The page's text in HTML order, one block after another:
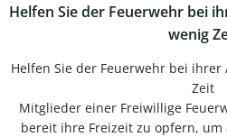
Helfen Sie der Feuerwehr bei
wenig
Helfen Sie der Feuerwehr bei
Zeit
Mitglieder einer Freiwillige
bereit ihre Freizeit zu opfern,